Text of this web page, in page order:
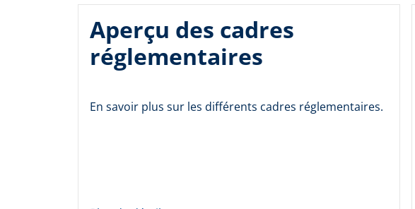
Aperçu des cadres
réglementaires
En savoir plus sur les différents cadres réglementaires.